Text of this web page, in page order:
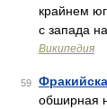
крайнем
с запада
Википедия
59
обширная